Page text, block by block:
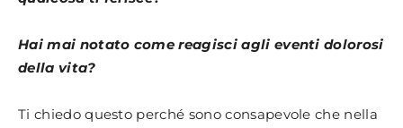
Hai mai notato come reagisci agli eventi dolorosi
della vita?
Ti chiedo questo perché sono consapevole che nella